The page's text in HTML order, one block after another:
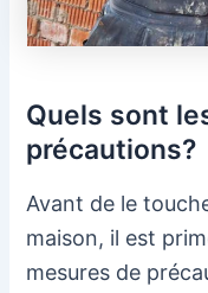
Quels sont
précautions?
Avant de le
maison, il est
mesures de